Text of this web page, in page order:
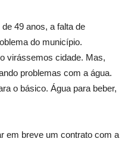
49 anos, a falta de
do município.
virássemos cidade. Mas,
problemas com a água.
o básico. Água para beber,
em breve um contrato com a